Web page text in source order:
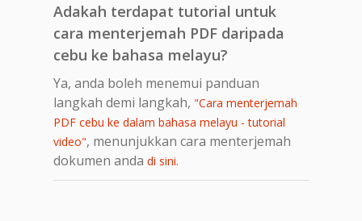
Adakah terdapat tutorial untuk
cara menterjemah PDF daripada
cebu ke bahasa melayu?
Ya, anda boleh menemui panduan
langkah demi langkah, "Cara menterjemah
PDF cebu ke dalam bahasa melayu - tutorial
video", menunjukkan cara menterjemah
dokumen anda di sini.